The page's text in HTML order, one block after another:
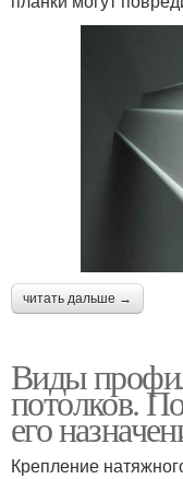
читать дальше →
Виды
потолков.
его
Крепление